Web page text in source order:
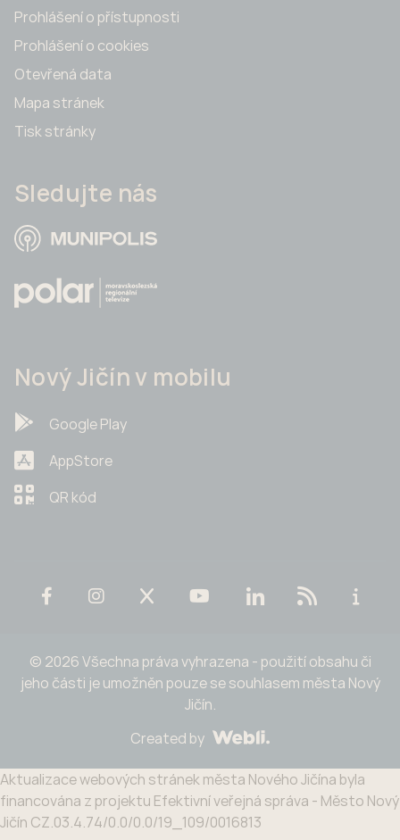
Prohlášení o přístupnosti
Prohlášení o cookies
Otevřená data
Mapa stránek
Tisk stránky
Sledujte nás
Nový Jičín v mobilu
Google Play
AppStore
QR kód
© 2026 Všechna práva vyhrazena - použití obsahu či
jeho části je umožněn pouze se souhlasem města Nový
Jičín.
Created by
Aktualizace webových stránek města Nového Jičína byla
financována z projektu Efektivní veřejná správa - Město Nový
Jičín CZ.03.4.74/0.0/0.0/19_109/0016813